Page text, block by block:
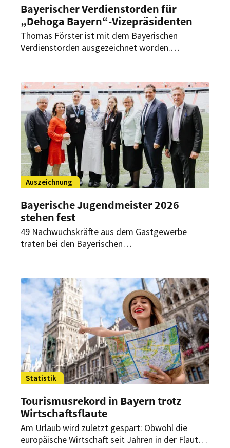
Bayerischer Verdienstorden für
„Dehoga Bayern“-Vizepräsidenten
Thomas Förster ist mit dem Bayerischen
Verdienstorden ausgezeichnet worden.
„Dehoga Bayern“-Vizepräsidenten für das
Gastgewerbe, die bayerische Wirtschaft und die
regionale Wirtschaftsentwicklung.
Auszeichnung
Bayerische Jugendmeister 2026
stehen fest
49 Nachwuchskräfte aus dem Gastgewerbe
traten bei den Bayerischen
zeigte einmal mehr das hohe Ausbildungsniveau
der Branche im Freistaat.
Statistik
Tourismusrekord in Bayern trotz
Wirtschaftsflaute
Am Urlaub wird zuletzt gespart: Obwohl die
europäische Wirtschaft seit Jahren in der Flaute